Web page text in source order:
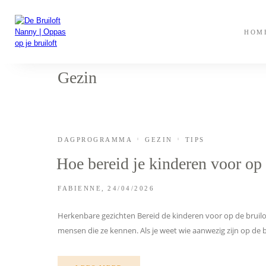
Gezin
DAGPROGRAMMA GEZIN TIPS
Hoe bereid je kinderen voor
FABIENNE 24/04/2026
Herkenbare gezichten Bereid de kinderen voor op de
mensen die ze kennen. Als je weet wie aanwezig zijn op de